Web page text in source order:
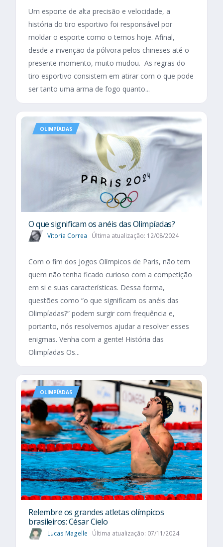
Um esporte de alta precisão e velocidade, a
história do tiro esportivo foi responsável por
moldar o esporte como o temos hoje. Afinal,
desde a invenção da pólvora pelos chineses até o
presente momento, muito mudou. As regras do
tiro esportivo consistem em atirar com o que pode
ser tanto uma arma de fogo quanto...
OLIMPÍADAS
O que significam os anéis das Olimpíadas?
Vitoria Correa Última atualização: 12/08/2024
Com o fim dos Jogos Olímpicos de Paris, não tem
quem não tenha ficado curioso com a competição
em si e suas características. Dessa forma,
questões como “o que significam os anéis das
Olimpíadas?” podem surgir com frequência e,
portanto, nós resolvemos ajudar a resolver esses
enigmas. Venha com a gente! História das
Olimpíadas Os...
OLIMPÍADAS
Relembre os grandes atletas olímpicos
brasileiros: César Cielo
Lucas Magelle Última atualização: 07/11/2024